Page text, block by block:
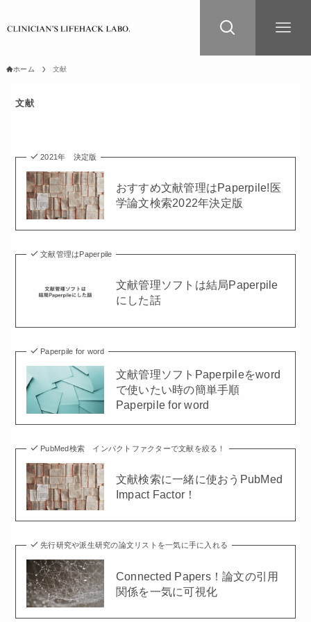
ホーム 文献
文献
2021年 決定版
おすすめ文献管理はPaperpile!医
学論文検索2022年決定版
文献管理はPaperpile
文献管理ソフトは結局Paperpile
にした話
Paperpile for word
文献管理ソフトPaperpileをword
で使いたい時の簡単手順
Paperpile for word
PubMed検索 インパクトファクターで文献を絞る！
文献検索に一緒に使おうPubMed
Impact Factor！
先行研究や派生研究の論文リストを一気に手に入れる
Connected Papers！論文の引用
関係を一気に可視化